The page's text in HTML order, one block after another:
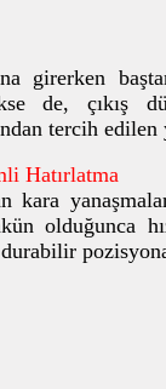
girerken
de, çıkış
tercih
Hatırlatma
kara
olduğunca